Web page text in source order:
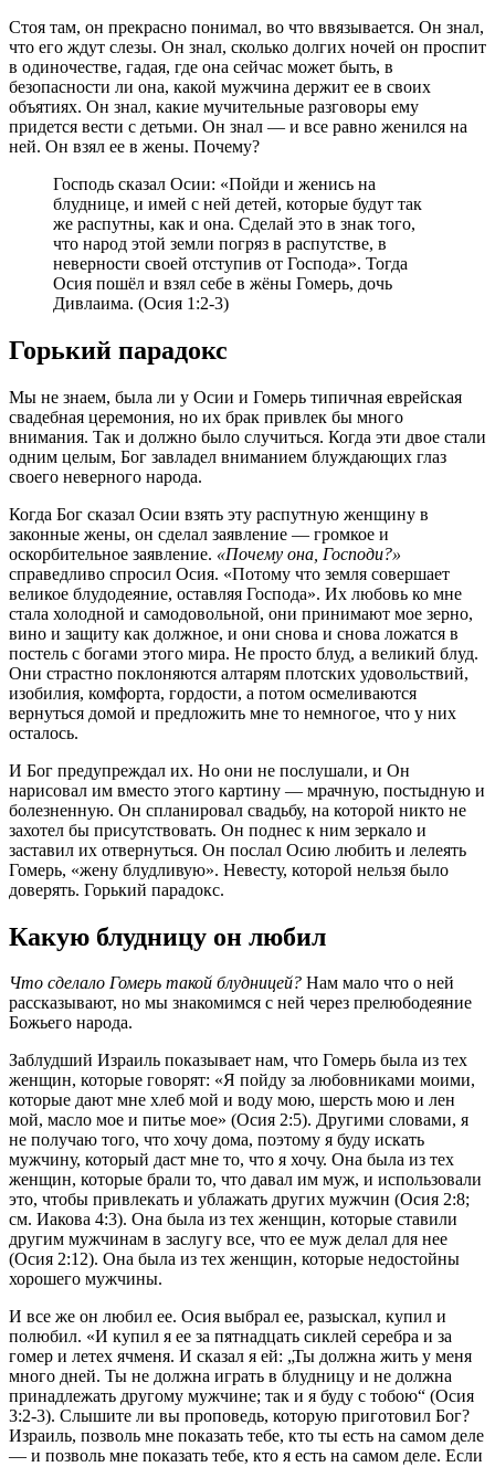
Стоя там, он прекрасно понимал, во что ввязывается. Он знал,
что его ждут слезы. Он знал, сколько долгих ночей он проспит
в одиночестве, гадая, где она сейчас может быть, в
безопасности ли она, какой мужчина держит ее в своих
объятиях. Он знал, какие мучительные разговоры ему
придется вести с детьми. Он знал — и все равно женился на
ней. Он взял ее в жены. Почему?
Господь сказал Осии: «Пойди и женись на
блуднице, и имей с ней детей, которые будут так
же распутны, как и она. Сделай это в знак того,
что народ этой земли погряз в распутстве, в
неверности своей отступив от Господа». Тогда
Осия пошёл и взял себе в жёны Гомерь, дочь
Дивлаима. (Осия 1:2-3)
Горький парадокс
Мы не знаем, была ли у Осии и Гомерь типичная еврейская
свадебная церемония, но их брак привлек бы много
внимания. Так и должно было случиться. Когда эти двое стали
одним целым, Бог завладел вниманием блуждающих глаз
своего неверного народа.
Когда Бог сказал Осии взять эту распутную женщину в
законные жены, он сделал заявление — громкое и
оскорбительное заявление. «Почему она, Господи?»
справедливо спросил Осия. «Потому что земля совершает
великое блудодеяние, оставляя Господа». Их любовь ко мне
стала холодной и самодовольной, они принимают мое зерно,
вино и защиту как должное, и они снова и снова ложатся в
постель с богами этого мира. Не просто блуд, а великий блуд.
Они страстно поклоняются алтарям плотских удовольствий,
изобилия, комфорта, гордости, а потом осмеливаются
вернуться домой и предложить мне то немногое, что у них
осталось.
И Бог предупреждал их. Но они не послушали, и Он
нарисовал им вместо этого картину — мрачную, постыдную и
болезненную. Он спланировал свадьбу, на которой никто не
захотел бы присутствовать. Он поднес к ним зеркало и
заставил их отвернуться. Он послал Осию любить и лелеять
Гомерь, «жену блудливую». Невесту, которой нельзя было
доверять. Горький парадокс.
Какую блудницу он любил
Что сделало Гомерь такой блудницей? Нам мало что о ней
рассказывают, но мы знакомимся с ней через прелюбодеяние
Божьего народа.
Заблудший Израиль показывает нам, что Гомерь была из тех
женщин, которые говорят: «Я пойду за любовниками моими,
которые дают мне хлеб мой и воду мою, шерсть мою и лен
мой, масло мое и питье мое» (Осия 2:5). Другими словами, я
не получаю того, что хочу дома, поэтому я буду искать
мужчину, который даст мне то, что я хочу. Она была из тех
женщин, которые брали то, что давал им муж, и использовали
это, чтобы привлекать и ублажать других мужчин (Осия 2:8;
см. Иакова 4:3). Она была из тех женщин, которые ставили
другим мужчинам в заслугу все, что ее муж делал для нее
(Осия 2:12). Она была из тех женщин, которые недостойны
хорошего мужчины.
И все же он любил ее. Осия выбрал ее, разыскал, купил и
полюбил. «И купил я ее за пятнадцать сиклей серебра и за
гомер и летех ячменя. И сказал я ей: „Ты должна жить у меня
много дней. Ты не должна играть в блудницу и не должна
принадлежать другому мужчине; так и я буду с тобою“ (Осия
3:2-3). Слышите ли вы проповедь, которую приготовил Бог?
Израиль, позволь мне показать тебе, кто ты есть на самом деле
— и позволь мне показать тебе, кто я есть на самом деле. Если